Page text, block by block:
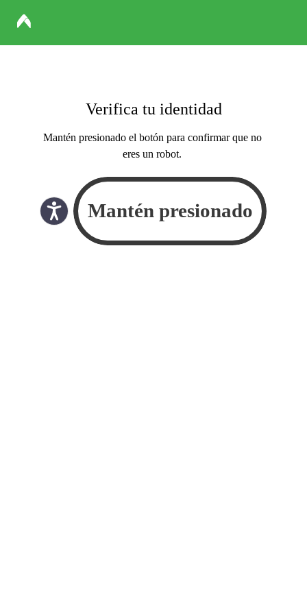
Verifica tu identidad
Mantén presionado el botón para confirmar que no
eres un robot.